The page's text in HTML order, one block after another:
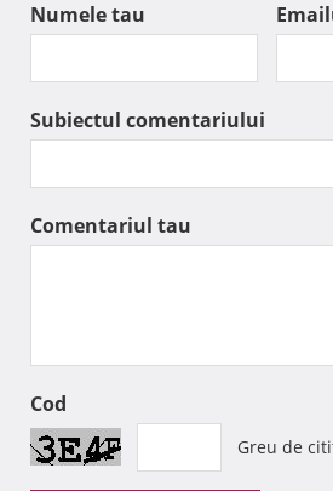
Numele tau
Subiectul comentariului
Comentariul tau
Cod
Greu de